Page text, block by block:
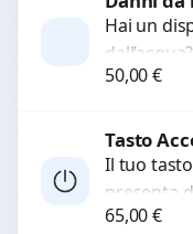
Hai un
pulizia
50,00€
Tasto
Il tuo
presenta
65,00€